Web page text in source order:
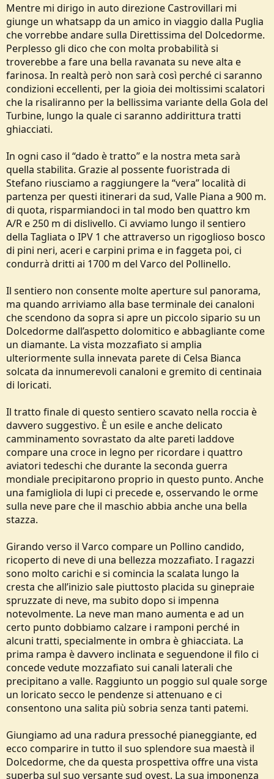
Mentre mi dirigo in auto direzione Castrovillari mi
giunge un whatsapp da un amico in viaggio dalla Puglia
che vorrebbe andare sulla Direttissima del Dolcedorme.
Perplesso gli dico che con molta probabilità si
troverebbe a fare una bella ravanata su neve alta e
farinosa. In realtà però non sarà così perché ci saranno
condizioni eccellenti, per la gioia dei moltissimi scalatori
che la risaliranno per la bellissima variante della Gola del
Turbine, lungo la quale ci saranno addirittura tratti
ghiacciati.
In ogni caso il “dado è tratto” e la nostra meta sarà
quella stabilita. Grazie al possente fuoristrada di
Stefano riusciamo a raggiungere la “vera” località di
partenza per questi itinerari da sud, Valle Piana a 900 m.
di quota, risparmiandoci in tal modo ben quattro km
A/R e 250 m di dislivello. Ci avviamo lungo il sentiero
della Tagliata o IPV 1 che attraverso un rigoglioso bosco
di pini neri, aceri e carpini prima e in faggeta poi, ci
condurrà dritti ai 1700 m del Varco del Pollinello.
Il sentiero non consente molte aperture sul panorama,
ma quando arriviamo alla base terminale dei canaloni
che scendono da sopra si apre un piccolo sipario su un
Dolcedorme dall’aspetto dolomitico e abbagliante come
un diamante. La vista mozzafiato si amplia
ulteriormente sulla innevata parete di Celsa Bianca
solcata da innumerevoli canaloni e gremito di centinaia
di loricati.
Il tratto finale di questo sentiero scavato nella roccia è
davvero suggestivo. È un esile e anche delicato
camminamento sovrastato da alte pareti laddove
compare una croce in legno per ricordare i quattro
aviatori tedeschi che durante la seconda guerra
mondiale precipitarono proprio in questo punto. Anche
una famigliola di lupi ci precede e, osservando le orme
sulla neve pare che il maschio abbia anche una bella
stazza.
Girando verso il Varco compare un Pollino candido,
ricoperto di neve di una bellezza mozzafiato. I ragazzi
sono molto carichi e si comincia la scalata lungo la
cresta che all’inizio sale piuttosto placida su ginepraie
spruzzate di neve, ma subito dopo si impenna
notevolmente. La neve man mano aumenta e ad un
certo punto dobbiamo calzare i ramponi perché in
alcuni tratti, specialmente in ombra è ghiacciata. La
prima rampa è davvero inclinata e seguendone il filo ci
concede vedute mozzafiato sui canali laterali che
precipitano a valle. Raggiunto un poggio sul quale sorge
un loricato secco le pendenze si attenuano e ci
consentono una salita più sobria senza tanti patemi.
Giungiamo ad una radura pressoché pianeggiante, ed
ecco comparire in tutto il suo splendore sua maestà il
Dolcedorme, che da questa prospettiva offre una vista
superba sul suo versante sud ovest. La sua imponenza